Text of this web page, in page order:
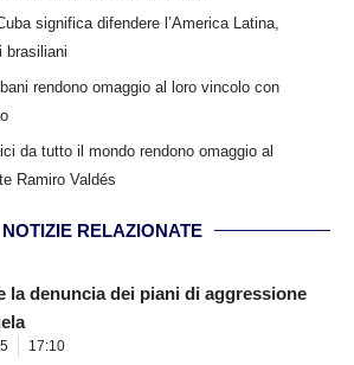
significa difendere l’America Latina,
brasiliani
rendono omaggio al loro vincolo con
da tutto il mondo rendono omaggio al
Ramiro Valdés
NOTIZIE RELAZIONATE
la denuncia dei piani di aggressione
17:10